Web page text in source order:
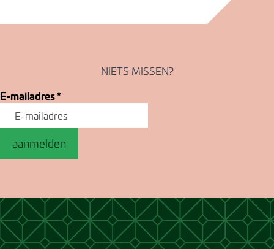
NIETS MISSEN?
E-mailadres*
aanmelden